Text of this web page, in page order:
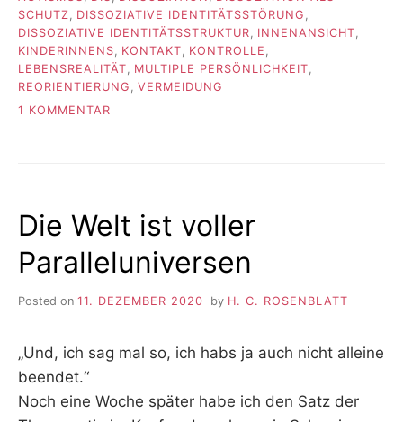
SCHUTZ, DISSOZIATIVE IDENTITÄTSSTÖRUNG ,
DISSOZIATIVE IDENTITÄTSSTRUKTUR, INNENANSICHT,
KINDERINNENS, KONTAKT, KONTROLLE ,
LEBENSREALITÄT, MULTIPLE PERSÖNLICHKEIT,
REORIENTIERUNG , VERMEIDUNG
1 KOMMENTAR
Die Welt ist voller
Paralleluniversen
Posted on 11. DEZEMBER 2020 by H. C. ROSENBLATT
„Und, ich sag mal so, ich habs ja auch nicht alleine
beendet.“
Noch eine Woche später habe ich den Satz der